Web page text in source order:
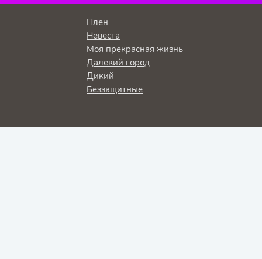
Плен
Невеста
Моя прекрасная жизнь
Далекий город
Дикий
Беззащитные